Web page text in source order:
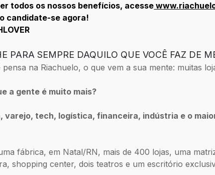
todos os nossos benefícios, acesse
candidate-se agora!
PARA SEMPRE DAQUILO QUE VOCÊ FAZ DE
na Riachuelo, o que vem a sua mente: muitas
a gente é muito mais?
varejo, tech, logística, financeira, indústria e o
fábrica, em Natal/RN, mais de 400 lojas, uma
shopping center, dois teatros e um escritório